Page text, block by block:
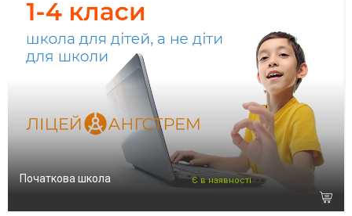
Початкова школа Є в наявності